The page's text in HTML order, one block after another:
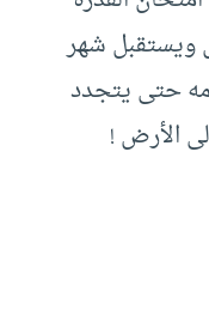
ويستقبل شهر
حتى يتجدد
الأرض !